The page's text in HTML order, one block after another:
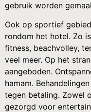
gebruik worden
Ook op sportief
rondom het hotel. Zo
fitness, beachvolley,
veel meer. Op het
aangeboden.
hamam.
tegen betaling. Zowel
gezorgd voor